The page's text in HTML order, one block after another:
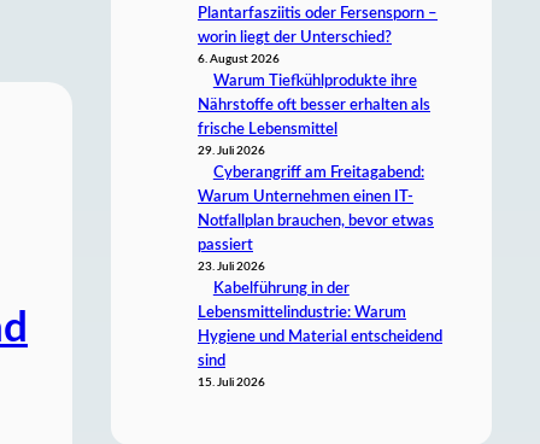
Plantarfasziitis oder Fersensporn –
worin liegt der Unterschied?
6. August 2026
Warum Tiefkühlprodukte ihre
Nährstoffe oft besser erhalten als
frische Lebensmittel
29. Juli 2026
Cyberangriff am Freitagabend:
Warum Unternehmen einen IT-
Notfallplan brauchen, bevor etwas
passiert
23. Juli 2026
Kabelführung in der
Lebensmittelindustrie: Warum
Hygiene und Material entscheidend
sind
15. Juli 2026